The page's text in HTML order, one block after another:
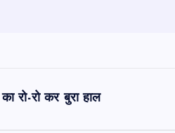
रो-रो कर बुरा हाल